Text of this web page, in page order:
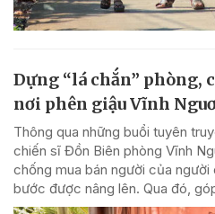
Dựng “lá chắn” phòng,
nơi phên giậu Vĩnh
Thông qua những buổi tuyên
chiến sĩ Đồn Biên phòng Vĩnh
chống mua bán người của người
bước được nâng lên. Qua đó,